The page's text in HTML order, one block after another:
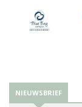
NIEUWSBRIEF